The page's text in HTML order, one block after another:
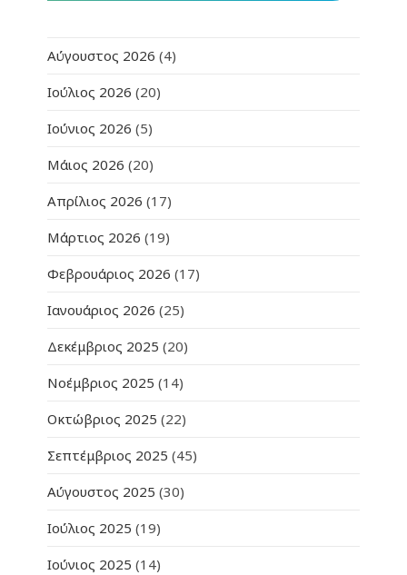
Αύγουστος 2026 (4)
Ιούλιος 2026 (20)
Ιούνιος 2026 (5)
Μάιος 2026 (20)
Απρίλιος 2026 (17)
Μάρτιος 2026 (19)
Φεβρουάριος 2026 (17)
Ιανουάριος 2026 (25)
Δεκέμβριος 2025 (20)
Νοέμβριος 2025 (14)
Οκτώβριος 2025 (22)
Σεπτέμβριος 2025 (45)
Αύγουστος 2025 (30)
Ιούλιος 2025 (19)
Ιούνιος 2025 (14)